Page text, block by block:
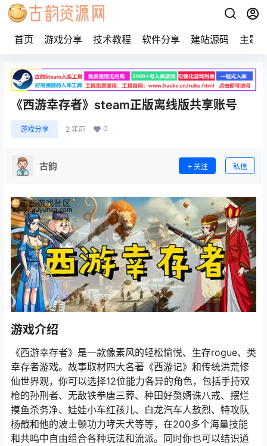
首页 游戏分享 技术教程 软件分享 建站源码 主题
《西游幸存者》steam正版离线版共享账号
游戏分享 2 年前 0
古韵 关注 私信
游戏介绍
《西游幸存者》是一款像素风的轻松愉悦、生存rogue、类
幸存者游戏。故事取材四大名著《西游记》和传统洪荒修
仙世界观，你可以选择12位能力各异的角色，包括手持双
枪的孙刑者、无敌铁拳唐三葬、种田好赘婿诛八戒、摆烂
摸鱼杀务净、娃娃小车红孩儿、白龙汽车人敖烈、特攻队
杨戬和他的波士顿功力哮天犬等等，在200多个海量技能
和共鸣中自由组合各种玩法和流派。同时你也可以结识道